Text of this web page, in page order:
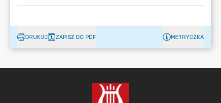
DRUKUJ ZAPISZ DO PDF METRYCZKA